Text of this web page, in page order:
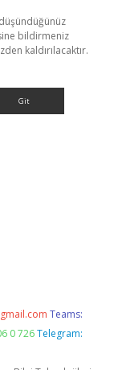
bildirmeniz
kaldırılacaktır.
Teams:
0 726 Telegram: